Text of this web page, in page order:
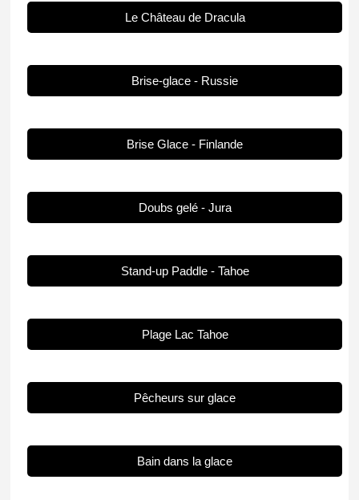
Le Château de Dracula
Brise-glace - Russie
Brise Glace - Finlande
Doubs gelé - Jura
Stand-up Paddle - Tahoe
Plage Lac Tahoe
Pêcheurs sur glace
Bain dans la glace